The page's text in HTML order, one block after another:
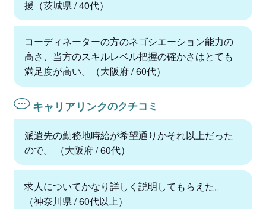
援（茨城県 / 40代）
コーディネーターの方のネゴシエーション能力の
高さ、当方のスキルレベル把握の確かさはとても
満足度が高い。（大阪府 / 60代）
キャリアリンクのクチコミ
派遣先の勤務地時給が希望通りかそれ以上だった
ので。 （大阪府 / 60代）
求人についてかなり詳しく説明してもらえた。
（神奈川県 / 60代以上）